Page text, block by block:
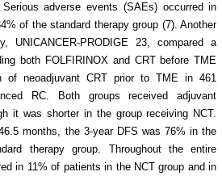
adverse events (SAEs) occurred in
of the standard therapy group (7). Another
UNICANCER-PRODIGE 23, compared a
both FOLFIRINOX and CRT before TME
of neoadjuvant CRT prior to TME in 461
RC. Both groups received adjuvant
it was shorter in the group receiving NCT.
months, the 3-year DFS was 76% in the
therapy group. Throughout the entire
in 11% of patients in the NCT group and in